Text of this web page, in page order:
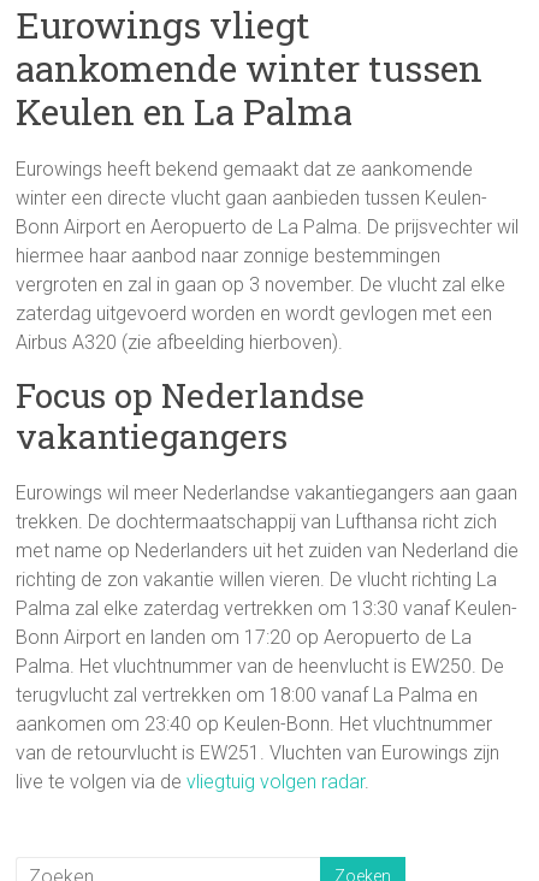
Eurowings vliegt
aankomende winter tussen
Keulen en La Palma
Eurowings heeft bekend gemaakt dat ze aankomende
winter een directe vlucht gaan aanbieden tussen Keulen-
Bonn Airport en Aeropuerto de La Palma. De prijsvechter wil
hiermee haar aanbod naar zonnige bestemmingen
vergroten en zal in gaan op 3 november. De vlucht zal elke
zaterdag uitgevoerd worden en wordt gevlogen met een
Airbus A320 (zie afbeelding hierboven).
Focus op Nederlandse
vakantiegangers
Eurowings wil meer Nederlandse vakantiegangers aan gaan
trekken. De dochtermaatschappij van Lufthansa richt zich
met name op Nederlanders uit het zuiden van Nederland die
richting de zon vakantie willen vieren. De vlucht richting La
Palma zal elke zaterdag vertrekken om 13:30 vanaf Keulen-
Bonn Airport en landen om 17:20 op Aeropuerto de La
Palma. Het vluchtnummer van de heenvlucht is EW250. De
terugvlucht zal vertrekken om 18:00 vanaf La Palma en
aankomen om 23:40 op Keulen-Bonn. Het vluchtnummer
van de retourvlucht is EW251. Vluchten van Eurowings zijn
live te volgen via devliegtuig volgen radar.